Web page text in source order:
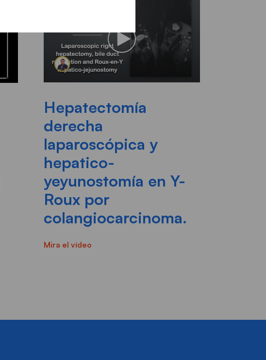
Hepatectomía
derecha
laparoscópica y
hepatico-
yeyunostomía en Y-
Roux por
colangiocarcinoma.
Mira el vídeo